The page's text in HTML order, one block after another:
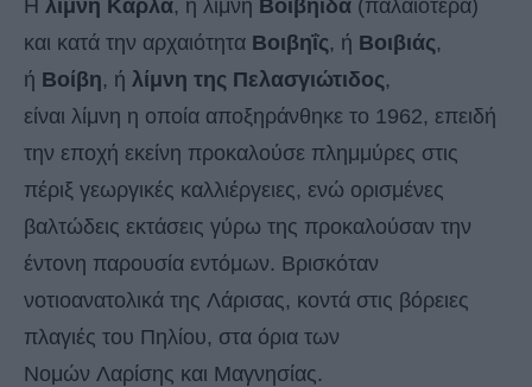
Η λίμνη Κάρλα, ή λίμνη Βοιβηίδα (παλαιότερα)
και κατά την αρχαιότητα Βοιβηΐς, ή Βοιβιάς,
ή Βοίβη, ή λίμνη της Πελασγιώτιδος,
είναι λίμνη η οποία αποξηράνθηκε το 1962, επειδή
την εποχή εκείνη προκαλούσε πλημμύρες στις
πέριξ γεωργικές καλλιέργειες, ενώ ορισμένες
βαλτώδεις εκτάσεις γύρω της προκαλούσαν την
έντονη παρουσία εντόμων. Βρισκόταν
νοτιοανατολικά της Λάρισας, κοντά στις βόρειες
πλαγιές του Πηλίου, στα όρια των
Νομών Λαρίσης και Μαγνησίας.